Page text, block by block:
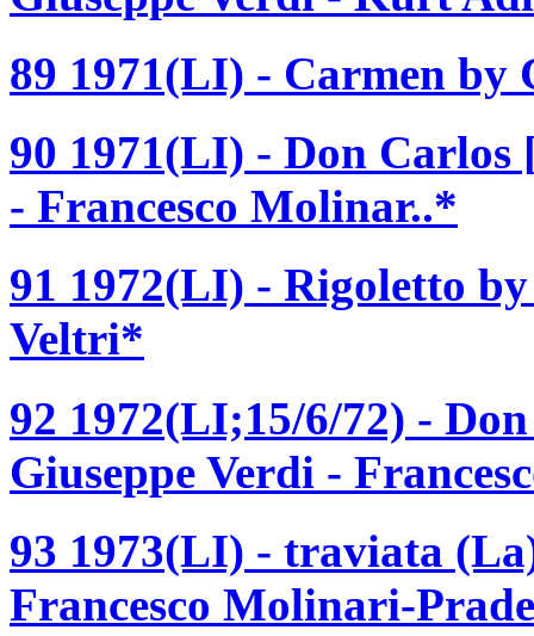
89 1971(LI) - Carmen by
90 1971(LI) - Don Carlos
- Francesco Molinar..*
91 1972(LI) - Rigoletto
Veltri*
92 1972(LI;15/6/72) -
Giuseppe Verdi -
93 1973(LI) - traviata
Francesco Molinari-